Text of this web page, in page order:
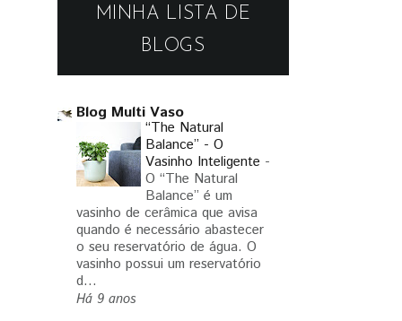
MINHA LISTA DE
BLOGS
Blog Multi Vaso
“The Natural
Balance” - O
Vasinho Inteligente -
O “The Natural
Balance” é um
vasinho de cerâmica que avisa
quando é necessário abastecer
o seu reservatório de água. O
vasinho possui um reservatório
d...
Há 9 anos